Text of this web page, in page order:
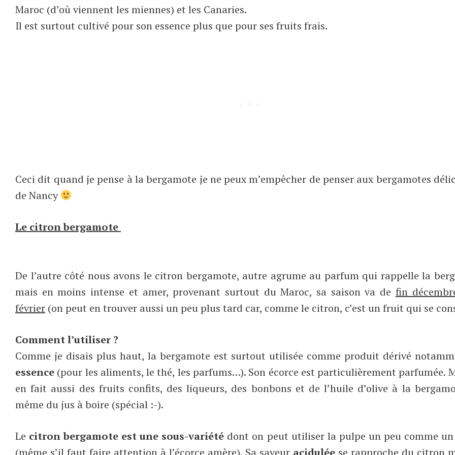
Maroc (d’où viennent les miennes) et les Canaries.
Il est surtout cultivé pour son essence plus que pour ses fruits frais.
Ceci dit quand je pense à la bergamote je ne peux m’empêcher de penser aux bergamotes
de Nancy
Le citron bergamote
De l’autre côté nous avons le citron bergamote, autre agrume au parfum qui rappelle la
mais en moins intense et amer, provenant surtout du Maroc, sa saison va de fin
février (on peut en trouver aussi un peu plus tard car, comme le citron, c’est un fruit qui se
Comment l’utiliser ?
Comme je disais plus haut, la bergamote est surtout utilisée comme produit dérivé
essence (pour les aliments, le thé, les parfums…). Son écorce est particulièrement parfumée.
en fait aussi des fruits confits, des liqueurs, des bonbons et de l’huile d’olive à la
même du jus à boire (spécial :-).
Le citron bergamote est une sous-variété dont on peut utiliser la pulpe un peu comme
(même s’il faut faire attention à l’écorce amère). Sa saveur acidulée se rapproche du citron